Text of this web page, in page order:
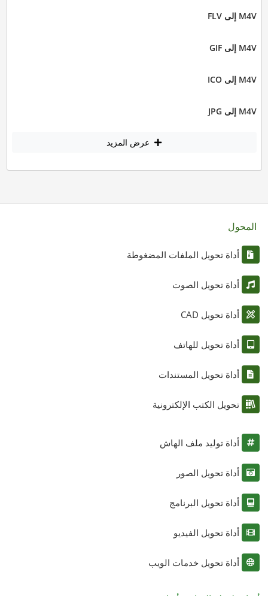
M4V إلى FLV
M4V إلى GIF
M4V إلى ICO
M4V إلى JPG
عرض المزيد
المحول
أداة تحويل الملفات المضغوطة
أداة تحويل الصوت
أداة تحويل CAD
أداة تحويل للهاتف
أداة تحويل المستندات
تحويل الكتب الإلكترونية
أداة توليد ملف الهاش
أداة تحويل الصور
أداة تحويل البرنامج
أداة تحويل الفيديو
أداة تحويل خدمات الويب